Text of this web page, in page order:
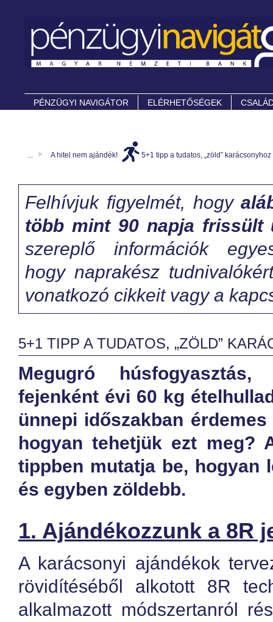
PÉNZÜGYI NAVIGÁTOR ELÉRHETŐSÉGEK
... A hitel nem ajándék! 5+1 tipp a tudatos, „zöld” karácsonyhoz
Felhívjuk figyelmét, hogy
több mint 90 napja frissült
szereplő információk
hogy naprakész
vonatkozó cikkeit vagy a
5+1 TIPP A TUDATOS, „ZÖLD”
Megugró húsfogyasztás,
fejenként évi 60 kg
ünnepi időszakban
hogyan tehetjük ezt meg?
tippben mutatja be, hogyan
és egyben zöldebb.
1. Ajándékozzunk a 8R
A karácsonyi ajándékok
rövidítéséből alkotott 8R
alkalmazott módszertanról